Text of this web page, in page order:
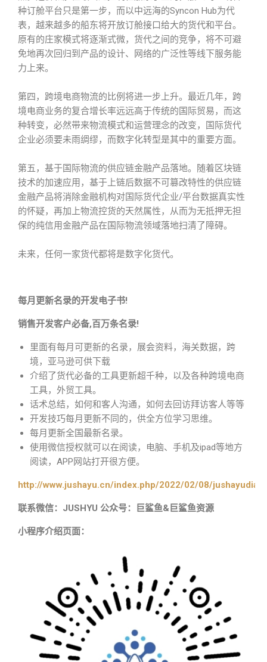
种订舱平台只是第一步，而以中远海的Syncon Hub为代
表，越来越多的船东将开放订舱接口给大的货代和平台。
原有的庄家模式将逐渐式微，货代之间的竞争，将不可避
免地再次回归到产品的设计、网络的广泛性等线下服务能
力上来。
第四，跨境电商物流的比例将进一步上升。最近几年，跨
境电商业务的复合增长率远远高于传统的国际贸易，而这
种转变，必然带来物流模式和运营理念的改变，国际货代
企业必须要未雨绸缪，而数字化转型是其中的重要方面。
第五，基于国际物流的供应链金融产品落地。随着区块链
技术的加速应用，基于上链后数据不可篡改特性的供应链
金融产品将消除金融机构对国际货代企业/平台数据真实性
的怀疑，再加上物流控货的天然属性，从而为无抵押无担
保的纯信用金融产品在国际物流领域落地扫清了障碍。
未来，任何一家货代都将是数字化货代。
每月更新名录的开发电子书!
销售开发客户必备,百万条名录!
里面有每月可更新的名录，展会资料，海关数据，跨
境，亚马逊可供下载
介绍了货代必备的工具更新超千种，以及各种跨境电商
工具，外贸工具。
话术总结，如何和客人沟通，如何去回访拜访客人等等
开发技巧每月更新不同的，供全方位学习思维。
每月更新全国最新名录。
使用微信授权就可以在阅读，电脑、手机及ipad等地方
阅读，APP网站打开很方便。
http://www.jushayu.cn/index.php/2022/02/08/
联系微信：JUSHYU 公众号：巨鲨鱼&巨鲨鱼资源
小程序介绍页面：